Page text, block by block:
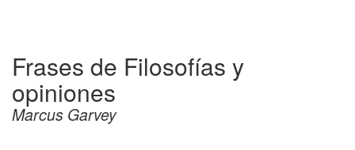
Frases de Filosofías y
opiniones
Marcus Garvey